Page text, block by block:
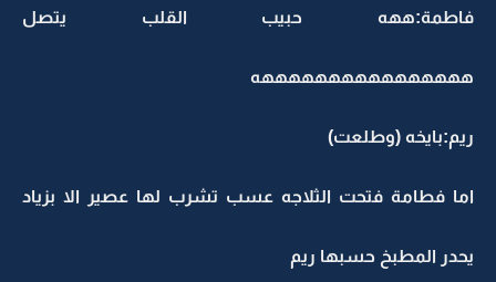
فاطمة:ههه حبيب القلب يتصل
ههههههههههههههههه
ريم:بايخه (وطلعت)
اما فطامة فتحت الثلاجه عسب تشرب لها عصير الا بزياد
يحدر المطبخ حسبها ريم